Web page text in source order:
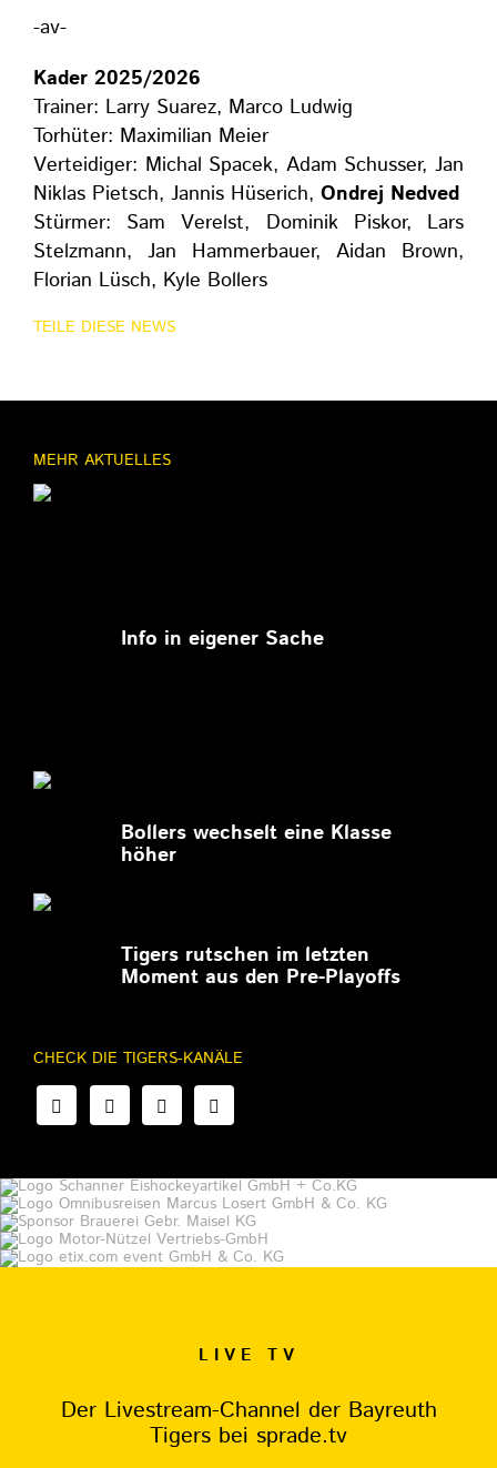
-av-
Kader 2025/2026
Trainer: Larry Suarez, Marco Ludwig
Torhüter: Maximilian Meier
Verteidiger: Michal Spacek, Adam Schusser, Jan
Niklas Pietsch, Jannis Hüserich, Ondrej Nedved
Stürmer: SamVerelst, Dominik Piskor, Lars
Stelzmann, Jan Hammerbauer, Aidan Brown,
Florian Lüsch, Kyle Bollers
TEILE DIESE NEWS
MEHR AKTUELLES
Info in eigener Sache
Bollers wechselt eine Klasse
höher
Tigers rutschen im letzten
Moment aus den Pre-Playoffs
CHECK DIE TIGERS-KANÄLE
LIVE TV
Der Livestream-Channel der Bayreuth
Tigers bei sprade.tv